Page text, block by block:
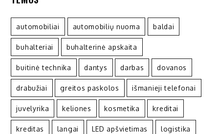
automobiliai automobilių nuoma baldai
buhalteriai buhalterinė apskaita
buitinė technika dantys darbas dovanos
drabužiai greitos paskolos išmanieji telefonai
juvelyrika keliones kosmetika kreditai
kreditas langai LED apšvietimas logistika